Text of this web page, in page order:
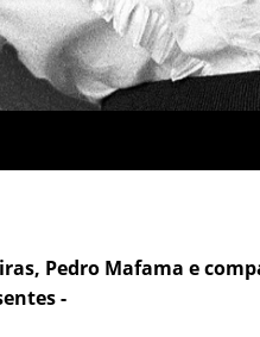
Pedro Mafama e
-